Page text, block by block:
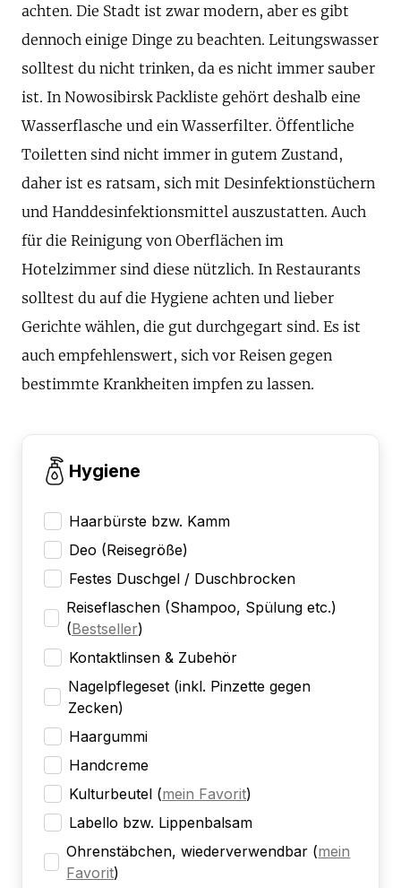
achten. Die Stadt ist zwar modern, aber es gibt
dennoch einige Dinge zu beachten. Leitungswasser
solltest du nicht trinken, da es nicht immer sauber
ist. In Nowosibirsk Packliste gehört deshalb eine
Wasserflasche und ein Wasserfilter. Öffentliche
Toiletten sind nicht immer in gutem Zustand,
daher ist es ratsam, sich mit Desinfektionstüchern
und Handdesinfektionsmittel auszustatten. Auch
für die Reinigung von Oberflächen im
Hotelzimmer sind diese nützlich. In Restaurants
solltest du auf die Hygiene achten und lieber
Gerichte wählen, die gut durchgegart sind. Es ist
auch empfehlenswert, sich vor Reisen gegen
bestimmte Krankheiten impfen zu lassen.
Hygiene
Haarbürste bzw. Kamm
Deo (Reisegröße)
Festes Duschgel / Duschbrocken
Reiseflaschen (Shampoo, Spülung etc.)
(Bestseller)
Kontaktlinsen & Zubehör
Nagelpflegeset (inkl. Pinzette gegen
Zecken)
Haargummi
Handcreme
Kulturbeutel (mein Favorit)
Labello bzw. Lippenbalsam
Ohrenstäbchen, wiederverwendbar (mein
Favorit)